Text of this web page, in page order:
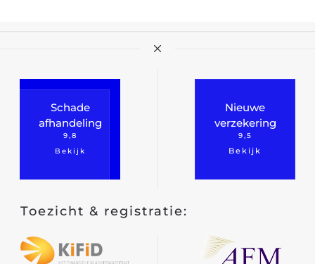
Schade
afhandeling
9,8
Bekijk
Nieuwe
verzekering
9,5
Bekijk
Toezicht & registratie: